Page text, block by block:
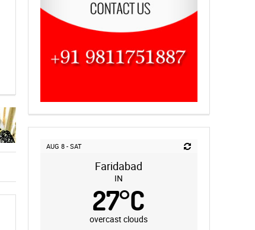
AUG 8 - SAT
Faridabad
IN
27°C
overcast clouds